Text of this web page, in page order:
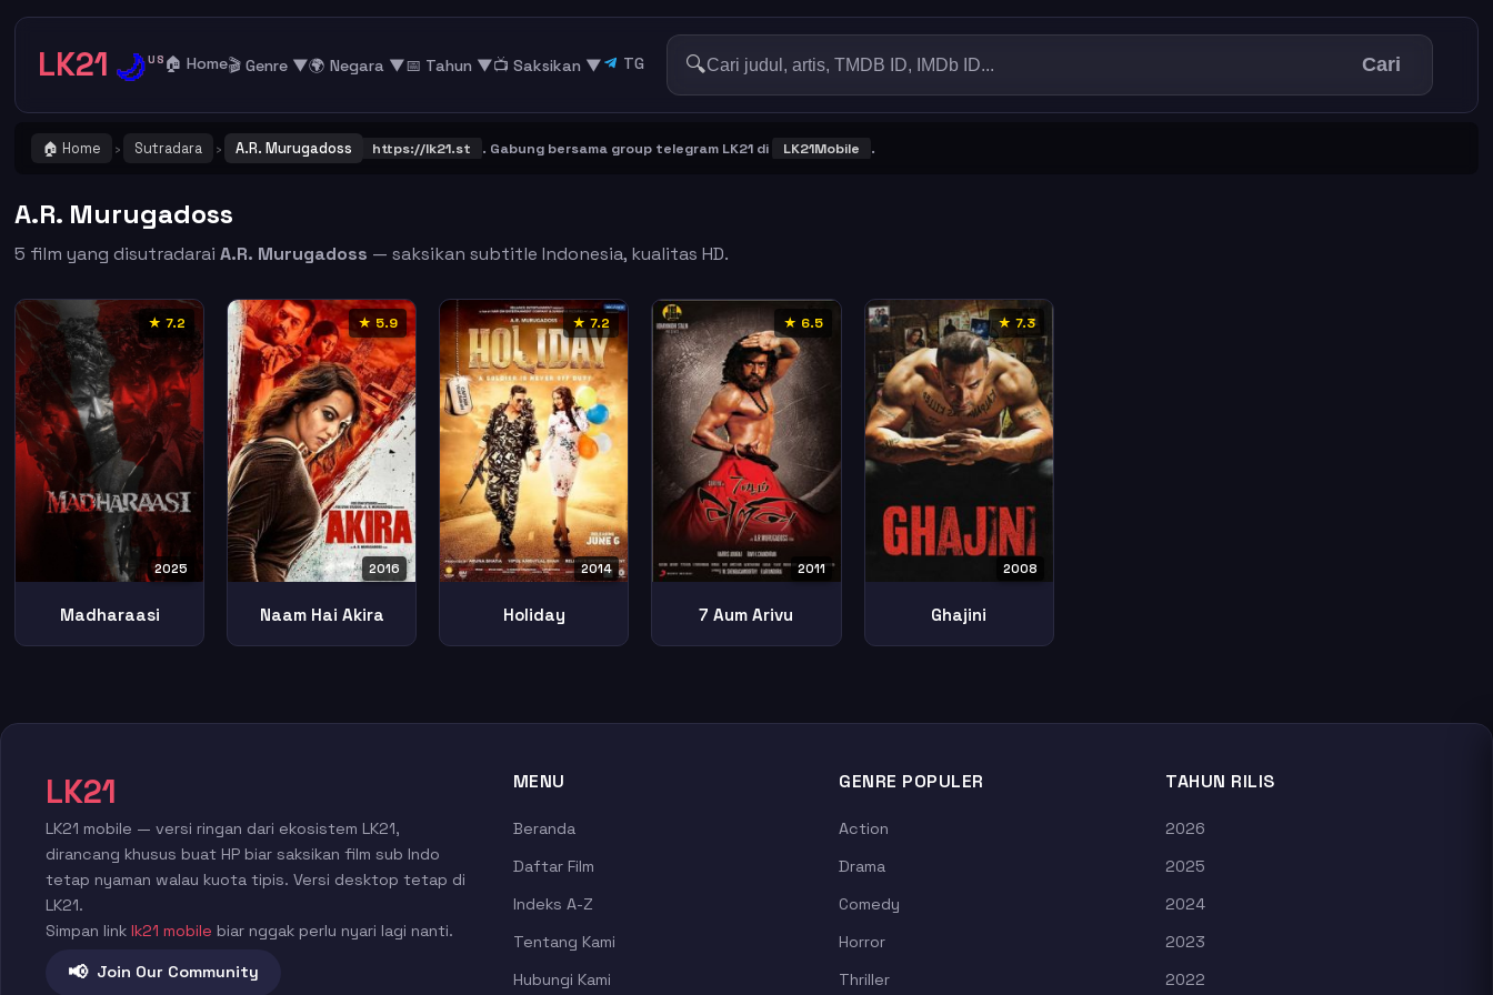
LK21 🌙US 🏠 Home🎬 Genre ▼🌍 Negara ▼📅 Tahun ▼📺 Saksikan ▼ TG 🔍 Cari
🏠 Home › Sutradara › A.R. Murugadoss
! Catat dan Bookmark alamat URL LK21 https://lk21.st . Gabung bersama group telegram LK21 di LK21Mobile .
A.R. Murugadoss
5 film yang disutradaraiA.R. Murugadoss — saksikan subtitle Indonesia, kualitas HD.
★ 7.2
2025
Madharaasi
★ 5.9
2016
Naam Hai Akira
★ 7.2
2014
Holiday
★ 6.5
2011
7 Aum Arivu
★ 7.3
2008
Ghajini
LK21
LK21 mobile — versi ringan dari ekosistem LK21,
dirancang khusus buat HP biar saksikan film sub Indo
tetap nyaman walau kuota tipis. Versi desktop tetap di
LK21.
Simpan link lk21 mobile biar nggak perlu nyari lagi nanti.
📢 Join Our Community
MENU
Beranda
Daftar Film
Indeks A-Z
Tentang Kami
Hubungi Kami
GENRE POPULER
Action
Drama
Comedy
Horror
Thriller
TAHUN RILIS
2026
2025
2024
2023
2022